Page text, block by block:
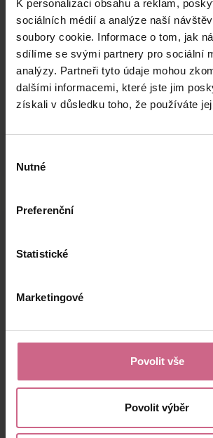
K personalizaci obsahu a reklam,
sociálních médií a analýze naší
soubory cookie. Informace o tom, jak
sdílíme se svými partnery pro sociální
analýzy. Partneři tyto údaje mohou
dalšími informacemi, které jste jim
získali v důsledku toho, že používáte
souhlasu
Nutné
Preferenční
Statistické
Marketingové
Povolit vše
Povolit výběr
M****
Ľ****
25. 5. 2025
19:14:52
D****
1 000 Kč
25. 5. 2025
18:10:26
P****
M****
872 Kč
25. 5. 2025
17:51:36
keyboard_arrow_left